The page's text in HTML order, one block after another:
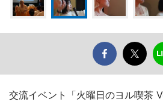
交流イベント「火曜日のヨル喫茶